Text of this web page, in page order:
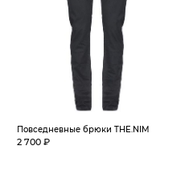
Повседневные брюки THE.NIM
2 700 ₽